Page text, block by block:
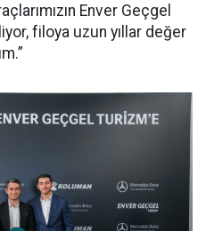
Enver Geçgel
filoya uzun yıllar değer